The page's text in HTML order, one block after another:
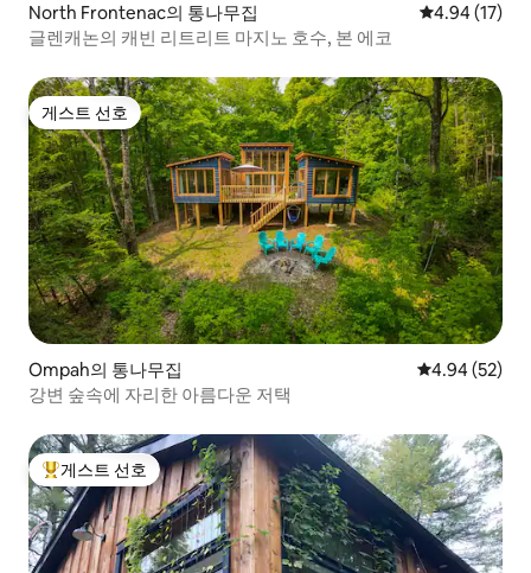
North Frontenac의 통나무집 평점 4.94점
4.94 (17)
글렌캐논의 캐빈 리트리트 마지노 호수, 본 에코
게스트 선호
게스트 선호
Ompah의 통나무집 평점 4.94점(5
4.94 (52)
강변 숲속에 자리한 아름다운 저택
상위 게스트 선호
게스트 선호